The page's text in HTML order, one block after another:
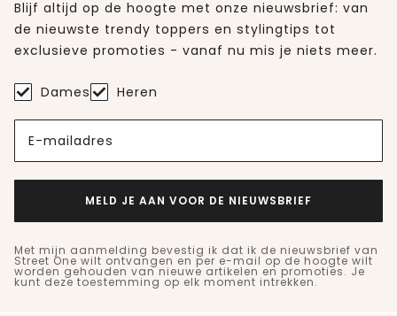
Blijf altijd op de hoogte met onze nieuwsbrief: van
de nieuwste trendy toppers en stylingtips tot
exclusieve promoties - vanaf nu mis je niets meer.
Dames Heren
E-mailadres
MELD JE AAN VOOR DE NIEUWSBRIEF
Met mijn aanmelding bevestig ik dat ik de nieuwsbrief van
Street One wilt ontvangen en per e-mail op de hoogte wilt
worden gehouden van nieuwe artikelen en promoties. Je
kunt deze toestemming op elk moment intrekken.